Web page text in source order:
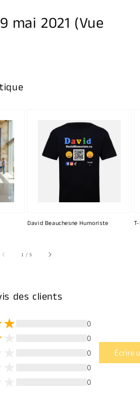
mai 2021 (Vue
David Beauchesne Humoriste
1 /sur
5
des clients
0
0
0
0
0
Écrire